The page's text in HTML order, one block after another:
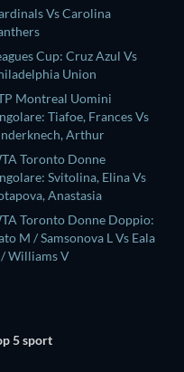
Vs Carolina
Cup: Cruz Azul Vs
Union
Montreal Uomini
Tiafoe, Frances Vs
Arthur
Toronto Donne
Svitolina, Elina Vs
Anastasia
Toronto Donne Doppio:
M / Samsonova L Vs Eala
Williams V
5 sport